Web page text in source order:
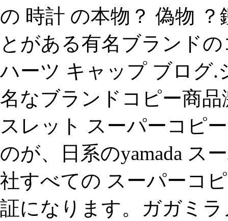
の 時計 の本物？ 偽物
とがある有名ブランド
ハーツ キャップ ブログ.
名なブランドコピー商
スレット スーパーコピ
のが、日系のyamada ス
社すべての スーパーコ
証になります。ガガミ